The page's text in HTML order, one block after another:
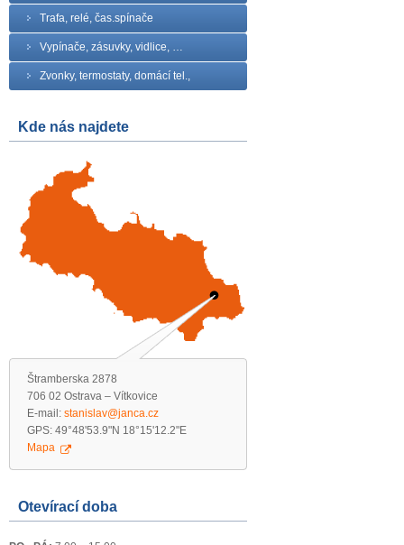
Trafa, relé, čas.spínače
Vypínače, zásuvky, vidlice, …
Zvonky, termostaty, domácí tel.,
Kde nás najdete
Štramberska 2878
706 02 Ostrava – Vítkovice
E-mail: stanislav@janca.cz
GPS: 49°48'53.9"N 18°15'12.2"E
Mapa
Otevírací doba